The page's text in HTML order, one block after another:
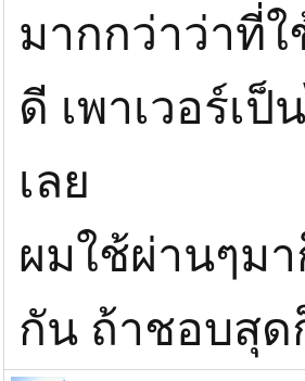
มากกว่าว่าที่
ดี เพาเวอร์เ
เลย
ผมใช้ผ่านๆม
กัน ถ้าชอบสุด